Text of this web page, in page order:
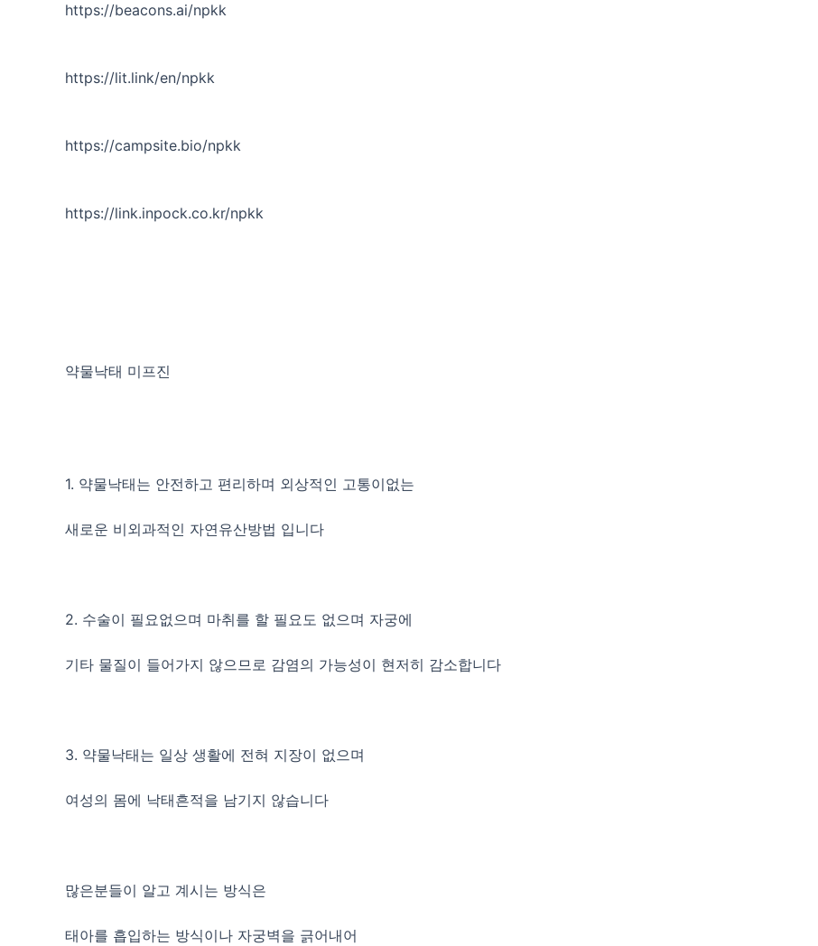
https://beacons.ai/npkk
https://lit.link/en/npkk
https://campsite.bio/npkk
https://link.inpock.co.kr/npkk
약물낙태 미프진
1. 약물낙태는 안전하고 편리하며 외상적인 고통이없는
새로운 비외과적인 자연유산방법 입니다
2. 수술이 필요없으며 마취를 할 필요도 없으며 자궁에
기타 물질이 들어가지 않으므로 감염의 가능성이 현저히 감소합니다
3. 약물낙태는 일상 생활에 전혀 지장이 없으며
여성의 몸에 낙태흔적을 남기지 않습니다
많은분들이 알고 계시는 방식은
태아를 흡입하는 방식이나 자궁벽을 긁어내어